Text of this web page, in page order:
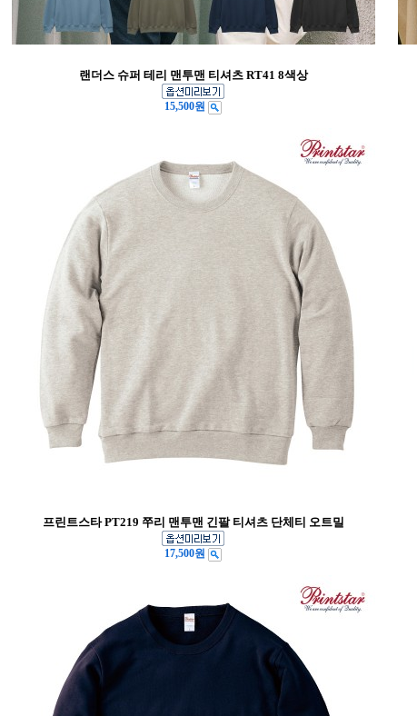
랜더스 슈퍼 테리 맨투맨 티셔츠 RT41 8색상
15,500원
프린트스타 PT219 쭈리 맨투맨 긴팔 티셔츠 단체티 오트밀
17,500원